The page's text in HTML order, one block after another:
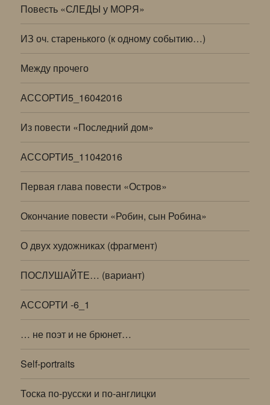
Повесть «СЛЕДЫ у МОРЯ»
ИЗ оч. старенького (к одному событию…)
Между прочего
АССОРТИ5_16042016
Из повести «Последний дом»
АССОРТИ5_11042016
Первая глава повести «Остров»
Окончание повести «Робин, сын Робина»
О двух художниках (фрагмент)
ПОСЛУШАЙТЕ… (вариант)
АССОРТИ -6_1
… не поэт и не брюнет…
Self-portraits
Тоска по-русски и по-англицки